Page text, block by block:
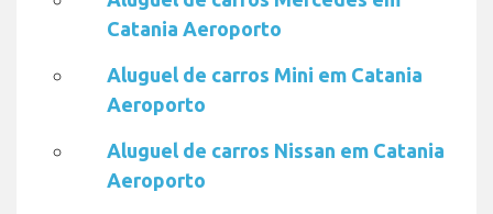
Catania Aeroporto
Aluguel de carros Mini em Catania
Aeroporto
Aluguel de carros Nissan em Catania
Aeroporto